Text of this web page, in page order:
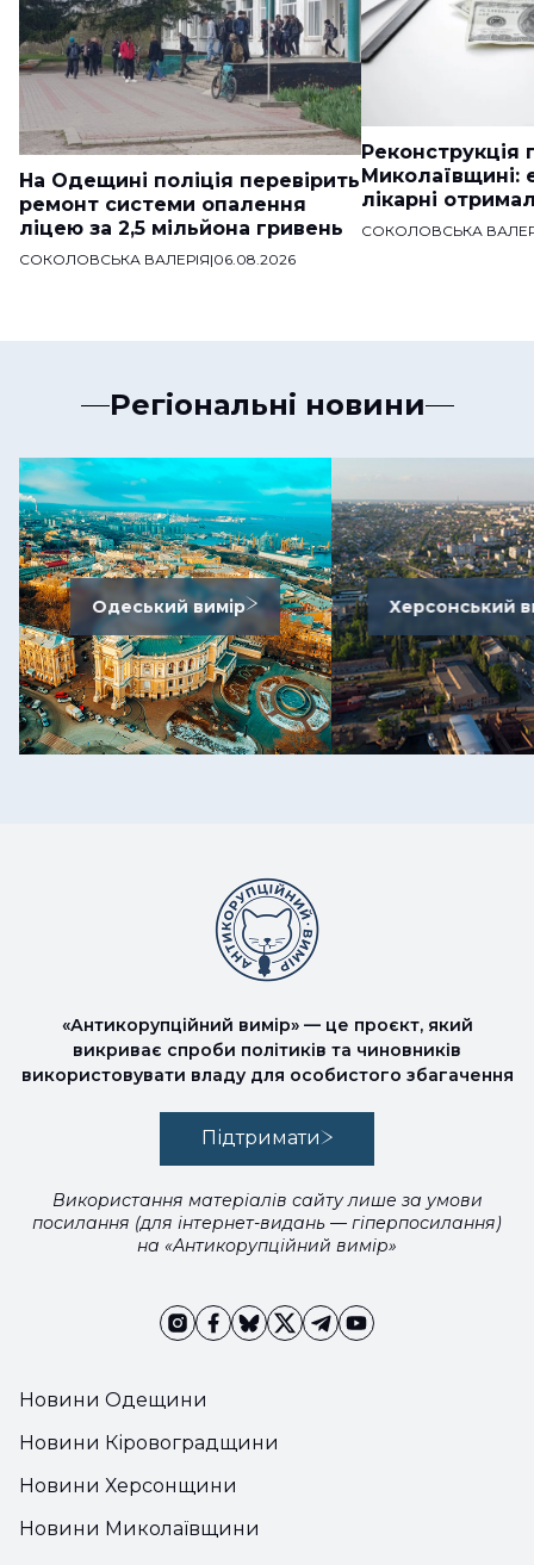
На Одещині поліція перевірить
ремонт системи опалення
ліцею за 2,5 мільйона гривень
СОКОЛОВСЬКА ВАЛЕРІЯ|06.08.2026
Реконструкція
Миколаївщині:
лікарні
СОКОЛОВСЬКА
Регіональні новини
Одеський вимір Херсонський
Новини Одещини
Новини Кіровоградщини
Новини Херсонщини
Новини Миколаївщини
«Антикорупційний вимір» — це проєкт, який
викриває спроби політиків та чиновників
використовувати владу для особистого збагачення
Підтримати
Використання матеріалів сайту лише за умови
посилання (для інтернет-видань — гіперпосилання)
на «Антикорупційний вимір»